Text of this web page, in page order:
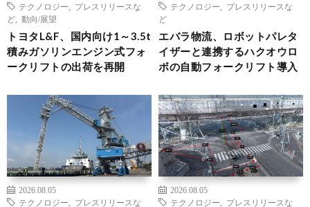
テクノロジー
プレスリリースな
ど
動向/展望
トヨタL&F、国内向け1～3.5t
積みガソリンエンジン式フォ
ークリフトの出荷を再開
テクノロジー
プレスリリースな
ど
エバラ物流、ロボットパレタ
イザーと連携するハクオウロ
ボの自動フォークリフト導入
2026.08.05
テクノロジー
プレスリリースな
2026.08.05
テクノロジー
プレスリリースな